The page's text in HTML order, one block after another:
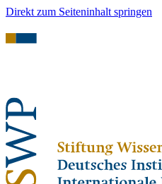
Direkt zum Seiteninhalt springen